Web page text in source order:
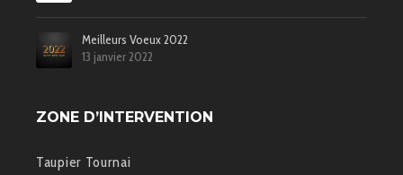
Meilleurs Voeux 2022
13 janvier 2022
ZONE D’INTERVENTION
Taupier Tournai